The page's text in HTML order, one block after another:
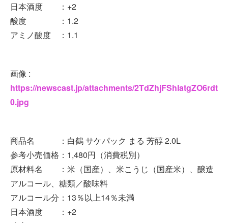
日本酒度 ：+2
酸度 ：1.2
アミノ酸度 ：1.1
画像 :
https://newscast.jp/attachments/2TdZhjFShIatgZO6rdt
0.jpg
商品名 ：白鶴 サケパック まる 芳醇 2.0L
参考小売価格：1,480円（消費税別）
原材料名 ：米（国産）、米こうじ（国産米）、醸造
アルコール、糖類／酸味料
アルコール分：13％以上14％未満
日本酒度 ：+2